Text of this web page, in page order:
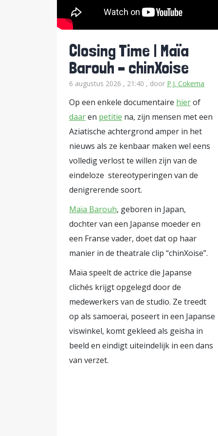
Terwijl het nu juist zo belangrijk
veranderen als je expliciet
normaal (én abnormaal) gedrag
wetenschap. Het heet
voelen anderen zich vrijer om
van mening veranderen, maar
(zoals kritiek of uitsluiting).
problemen, zoals discriminatie en
als mensen met gezag of invloed
hun boodschap wordt nu
norm gepaard gaat met
norm concreet en geloofwaardig.
dit principe inmiddels
dit principe inmiddels. Zij
nieuws volgt, kan gemakkelijk
vluchtelingen is. Terwijl het
van vluchtelingen normaal. [1] Hierbij doe ik een dringende oproep aan mensen met invloed
en het stille midden voor wie de
spreek je uit. Op je werk, op een
mensen op de vlucht is heel normaal.
een dag. Noot: [1] Zie
gastvrijheid en maatschappelijke
vluchtelingen ondanks protesten
Santpoort is projectleider binnen het
Closing Time | Maïa
Barouh – chinXoise
6 augustus 2026 , 21:40 , door P.J. Cokema
Op een enkele documentaire hierof
daaren petitie na, zijn mensen met een
Aziatische achtergrond amper in het
nieuws als ze kenbaar maken wel eens
volledig verlost te willen zijn van de
eindeloze stereotyperingen van de
denigrerende soort.
Maïa Barouh, geboren in Japan,
dochter van een Japanse moeder en
een Franse vader, doet dat op haar
manier in de theatrale clip “chinXoise”.
Maïa speelt de actrice die Japanse
clichés krijgt opgelegd door de
medewerkers van de studio. Ze treedt
op als samoerai, poseert in een Japanse
viswinkel, komt gekleed als geisha in
beeld en eindigt uiteindelijk in een dans
van verzet.